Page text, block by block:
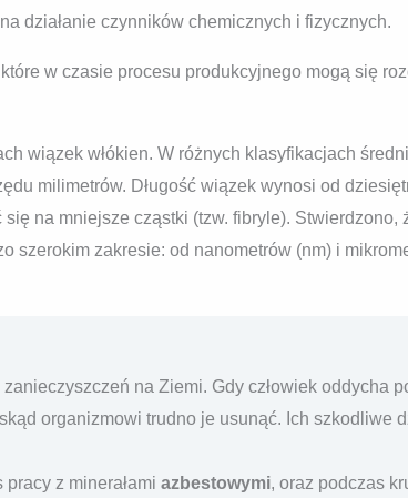
działanie czynników chemicznych i fizycznych.
w czasie procesu produkcyjnego mogą się
wiązek włókien. W różnych klasyfikacjach
milimetrów. Długość wiązek wynosi od
na mniejsze cząstki (tzw. fibryle). Stwierdzono,
szerokim zakresie: od nanometrów (nm) i
na Ziemi. Gdy człowiek oddycha
organizmowi trudno je usunąć. Ich szkodliwe
z minerałami azbestowymi, oraz podczas